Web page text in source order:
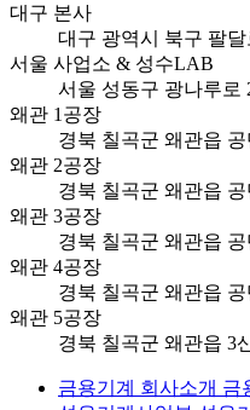
대구 본사
대구 광역시 북구 팔달
서울 사업소 & 성수LAB
서울 성동구 광나루로
왜관 1공장
경북 칠곡군 왜관읍 공
왜관 2공장
경북 칠곡군 왜관읍 공
왜관 3공장
경북 칠곡군 왜관읍 공
왜관 4공장
경북 칠곡군 왜관읍 공
왜관 5공장
경북 칠곡군 왜관읍 3
금용기계 회사소개 금